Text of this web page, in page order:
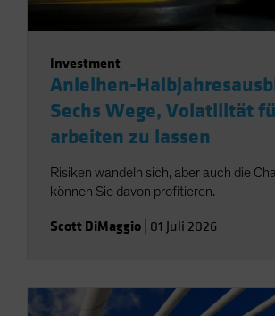
Investment
Anleihen-
Sechs Wege, Volatilität
arbeiten zu lassen
Risiken wandeln sich, aber auch die
können Sie davon profitieren.
Scott DiMaggio 01 Juli 2026